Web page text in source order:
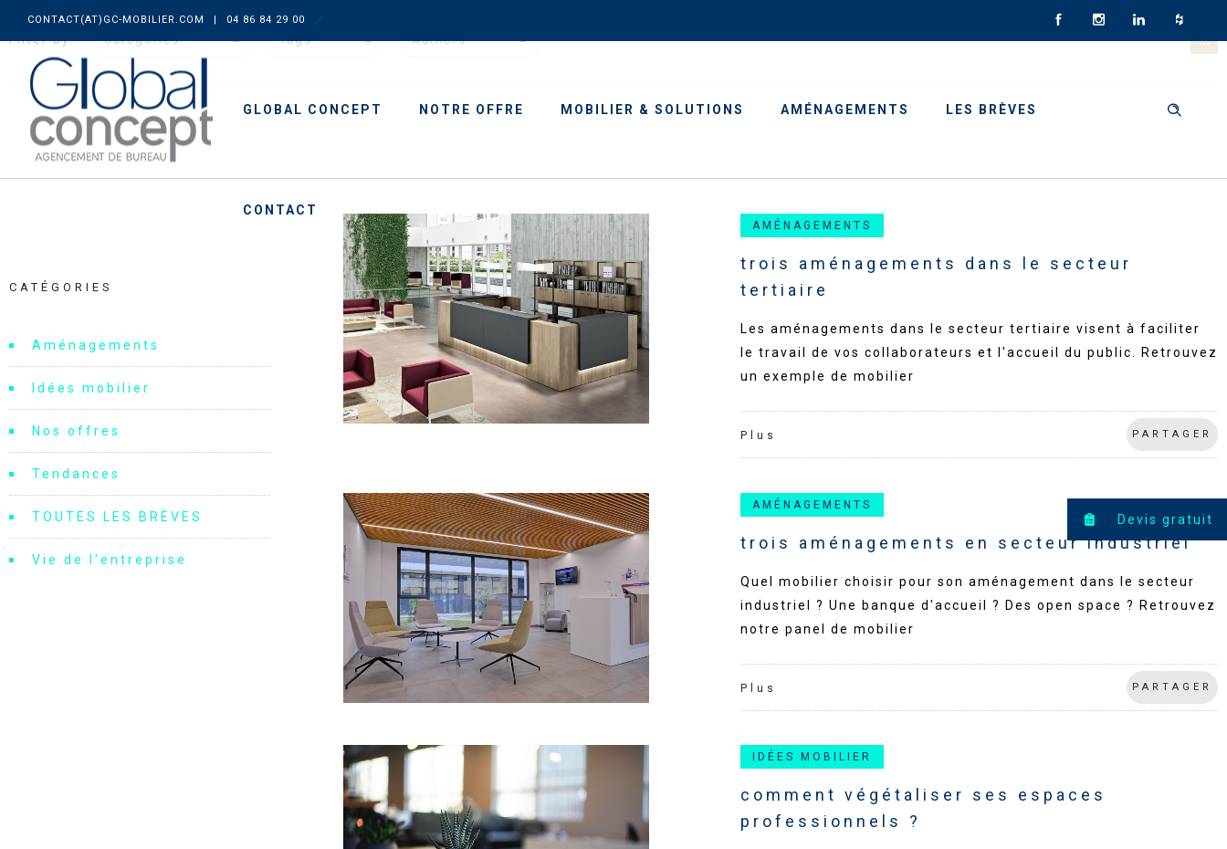
CONTACT(AT)GC-MOBILIER.COM | 04 86 84 29 00
GLOBAL CONCEPT NOTRE OFFRE MOBILIER & SOLUTIONS AMÉNAGEMENTS LES BRÈVES
CONTACT
Filter by: Categories Tags Authors
AMÉNAGEMENTS
trois aménagements dans le secteur
tertiaire
Les aménagements dans le secteur tertiaire visent à faciliter
le travail de vos collaborateurs et l'accueil du public. Retrouvez
un exemple de mobilier
Plus PARTAGER
AMÉNAGEMENTS
trois aménagements en secteur industriel
Quel mobilier choisir pour son aménagement dans le secteur
industriel ? Une banque d'accueil ? Des open space ? Retrouvez
notre panel de mobilier
Plus PARTAGER
IDÉES MOBILIER
comment végétaliser ses espaces
professionnels ?
CATÉGORIES
Aménagements
Idées mobilier
Nos offres
Tendances
TOUTES LES BRÈVES
Vie de l'entreprise
Devis gratuit